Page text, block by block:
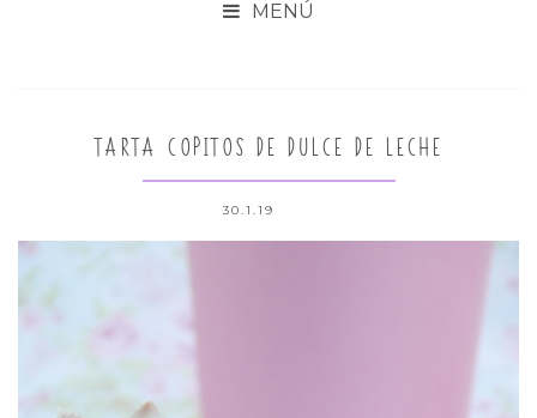

TARTA COPITOS DE DULCE DE LECHE
30.1.19